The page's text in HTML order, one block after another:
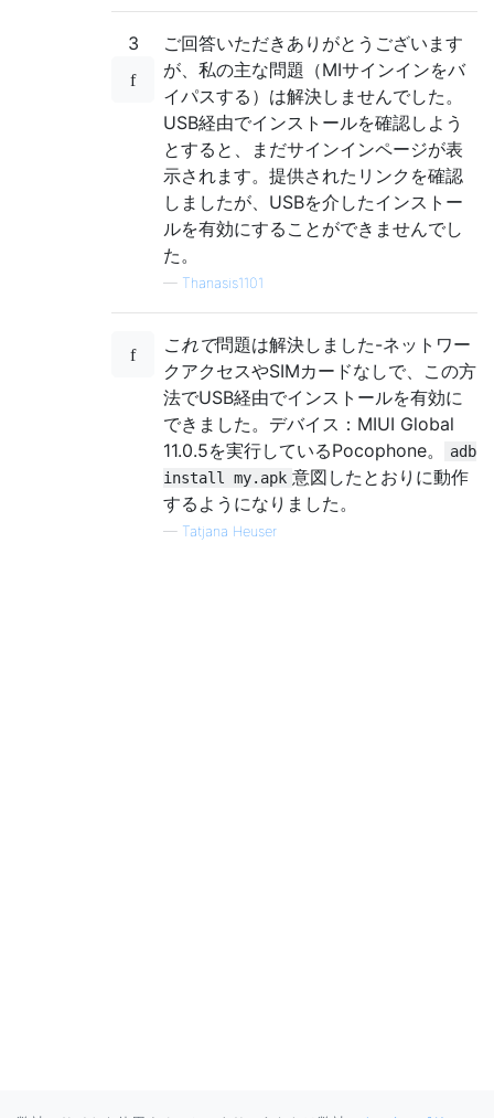
3
ご回答いただきありがとうございます
が、私の主な問題（MIサインインをバ
イパスする）は解決しませんでした。
USB経由でインストールを確認しよう
とすると、まだサインインページが表
示されます。提供されたリンクを確認
しましたが、USBを介したインストー
ルを有効にすることができませんでし
た。
— Thanasis1101
これで問題は解決しました-ネットワー
クアクセスやSIMカードなしで、この方
法でUSB経由でインストールを有効に
できました。デバイス：MIUI Global
11.0.5を実行しているPocophone。
adb
install my.apk 意図したとおりに動作
するようになりました。
— Tatjana Heuser